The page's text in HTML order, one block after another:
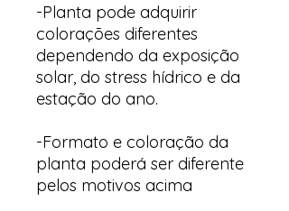
-Planta pode adquirir
colorações diferentes
dependendo da exposição
solar, do stress hídrico e da
estação do ano.
-Formato e coloração da
planta poderá ser diferente
pelos motivos acima